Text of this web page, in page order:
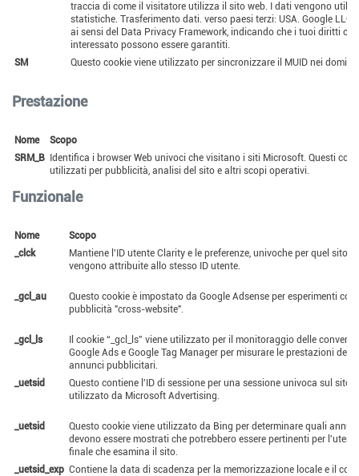
Prestazione
traccia di come il visitatore utilizza il sito web. I dati vengono
statistiche. Trasferimento dati. verso paesi terzi: USA. Google LLC.
ai sensi del Data Privacy Framework, indicando che i tuoi diritti
interessato possono essere garantiti.
SM
Questo cookie viene utilizzato per sincronizzare il MUID nei domini
Funzionale
Nome
Scopo
SRM_B
Identifica i browser Web univoci che visitano i siti Microsoft. Questi
utilizzati per pubblicità, analisi del sito e altri scopi operativi.
Nome
Scopo
_clck
Mantiene l'ID utente Clarity e le preferenze, univoche per quel sito,
vengono attribuite allo stesso ID utente.
_gcl_au
Questo cookie è impostato da Google Adsense per esperimenti con
pubblicità "cross-website".
_gcl_ls
Il cookie “_gcl_ls” viene utilizzato per il monitoraggio delle
Google Ads e Google Tag Manager per misurare le prestazioni degli
annunci pubblicitari.
_uetsid
Questo contiene l'ID di sessione per una sessione univoca sul sito.
utilizzato da Microsoft Advertising.
_uetsid
Questo cookie viene utilizzato da Bing per determinare quali
devono essere mostrati che potrebbero essere pertinenti per l'utente
finale che esamina il sito.
_uetsid_exp Contiene la data di scadenza per la memorizzazione locale e il